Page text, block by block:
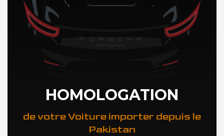
HOMOLOGATION
de votre Voiture importer depuis le
Pakistan